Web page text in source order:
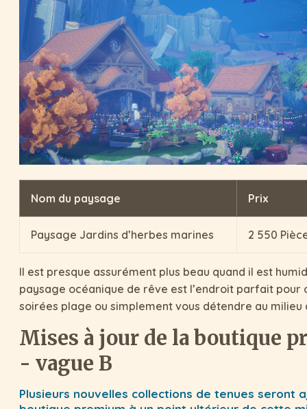
Nom du paysage Prix
Paysage Jardins d’herbes marines 2 550
Il est presque assurément plus beau quand il est
paysage océanique de rêve est l’endroit parfait pour
soirées plage ou simplement vous détendre au milieu
Mises à jour de la boutique
- vague B
Plusieurs nouvelles collections de tenues seront